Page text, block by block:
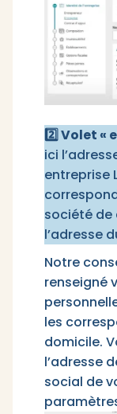
2️⃣ Volet «
ici
entreprise
société de
l’adresse
Notre
renseigné
les
domicile.
l’adresse
social de